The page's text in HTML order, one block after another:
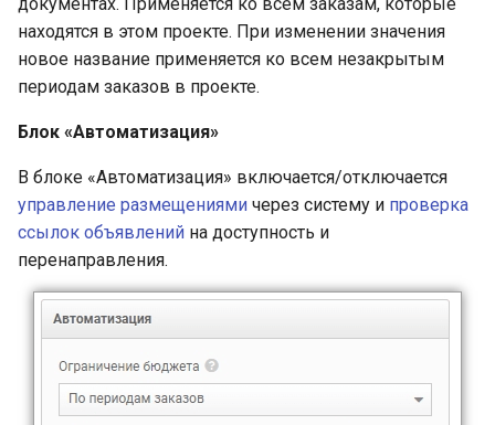
находятся в этом проекте. При изменении значения
новое название применяется ко всем незакрытым
периодам заказов в проекте.
Блок «Автоматизация»
В блоке «Автоматизация» включается/отключается
управление размещениями через систему и проверка
ссылок объявлений на доступность и
перенаправления.